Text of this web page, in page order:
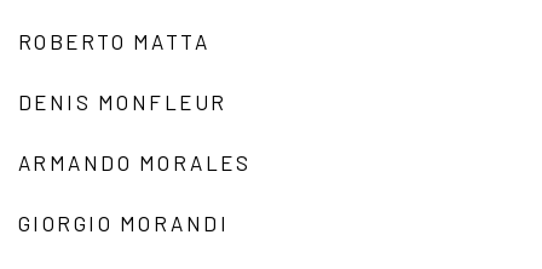
ROBERTO MATTA
DENIS MONFLEUR
ARMANDO MORALES
GIORGIO MORANDI